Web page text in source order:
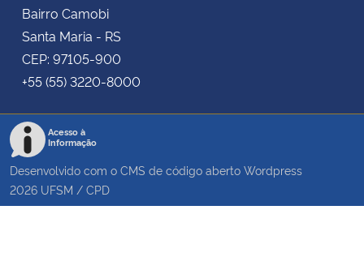
Bairro Camobi
Santa Maria - RS
CEP: 97105-900
+55 (55) 3220-8000
Acesso à
Informação
Desenvolvido com o CMS de código aberto Wordpress
2026 UFSM / CPD